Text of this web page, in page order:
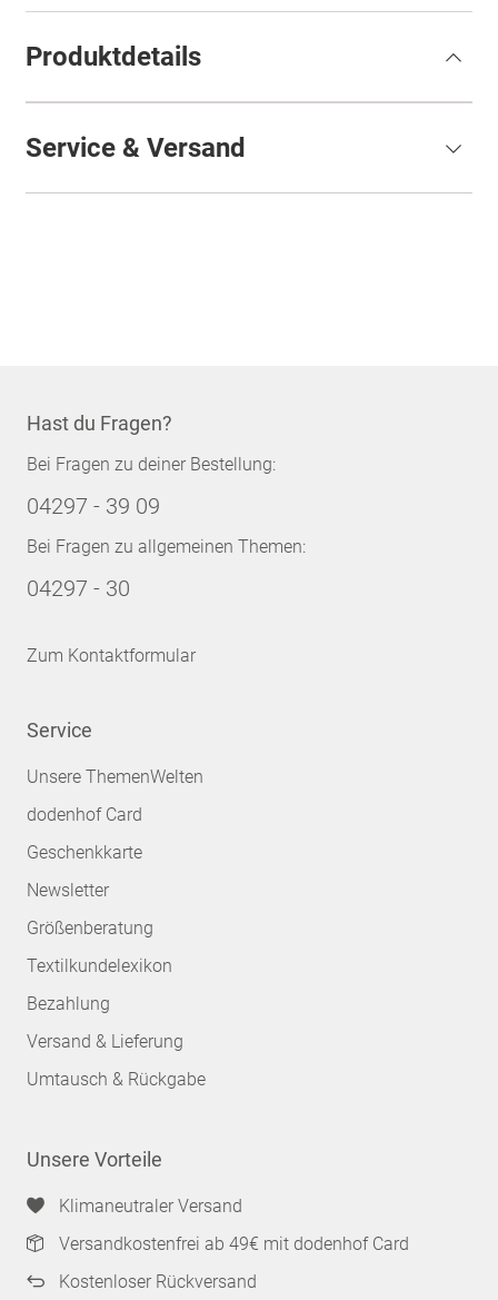
Produktdetails
Service & Versand
Hast du Fragen?
Bei Fragen zu deiner Bestellung:
04297 - 39 09
Bei Fragen zu allgemeinen Themen:
04297 - 30
Zum Kontaktformular
Service
Unsere ThemenWelten
dodenhof Card
Geschenkkarte
Newsletter
Größenberatung
Textilkundelexikon
Bezahlung
Versand & Lieferung
Umtausch & Rückgabe
Unsere Vorteile
Klimaneutraler Versand
Versandkostenfrei ab 49€ mit dodenhof Card
Kostenloser Rückversand